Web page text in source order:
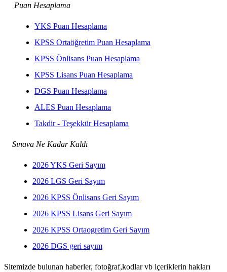
Puan Hesaplama
YKS Puan Hesaplama
KPSS Ortaöğretim Puan Hesaplama
KPSS Önlisans Puan Hesaplama
KPSS Lisans Puan Hesaplama
DGS Puan Hesaplama
ALES Puan Hesaplama
Takdir - Teşekkür Hesaplama
Sınava Ne Kadar Kaldı
2026 YKS Geri Sayım
2026 LGS Geri Sayım
2026 KPSS Önlisans Geri Sayım
2026 KPSS Lisans Geri Sayım
2026 KPSS Ortaogretim Geri Sayım
2026 DGS geri sayım
Sitemizde bulunan haberler, fotoğraf,kodlar vb içeriklerin hakları